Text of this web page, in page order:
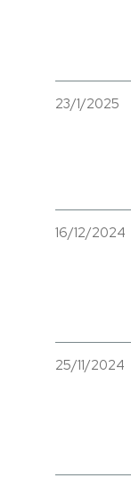
AREA
23/1/2025
16/12/2024
25/11/2024